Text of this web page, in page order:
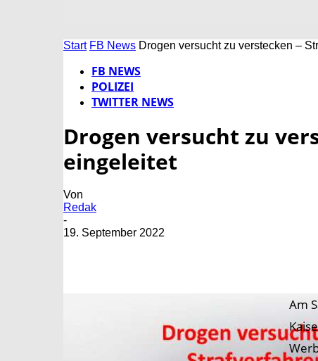
Start FB News Drogen versucht zu verstecken –
FB NEWS
POLIZEI
TWITTER NEWS
Drogen versucht zu
eingeleitet
Von
Redak
-
19. September 2022
Am